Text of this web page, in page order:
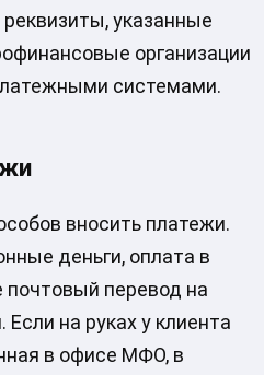
указанные
организации
системами.
вносить платежи.
деньги, оплата в
перевод на
на руках у клиента
в офисе МФО, в